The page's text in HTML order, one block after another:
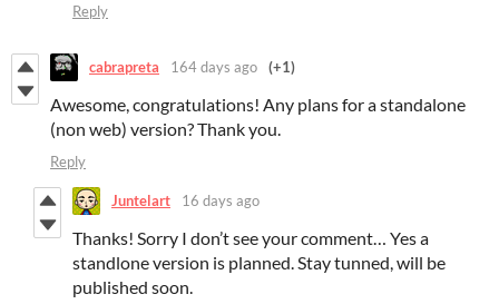
Reply
cabrapreta 164 days ago (+1)
Awesome, congratulations! Any plans for a standalone
(non web) version? Thank you.
Reply
Juntelart 16 days ago
Thanks! Sorry I don’t see your comment… Yes a
standlone version is planned. Stay tunned, will be
published soon.